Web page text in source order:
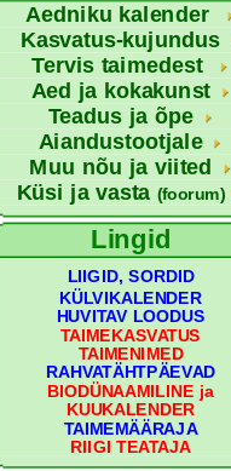
Aedniku kalender
Kasvatus-kujundus
Tervis taimedest
Aed ja kokakunst
Teadus ja õpe
Aiandustootjale
Muu nõu ja viited
Küsi ja vasta (foorum)
Lingid
LIIGID, SORDID
KÜLVIKALENDER
HUVITAV LOODUS
TAIMEKASVATUS
TAIMENIMED
RAHVATÄHTPÄEVAD
BIODÜNAAMILINE ja
KUUKALENDER
TAIMEMÄÄRAJA
RIIGI TEATAJA